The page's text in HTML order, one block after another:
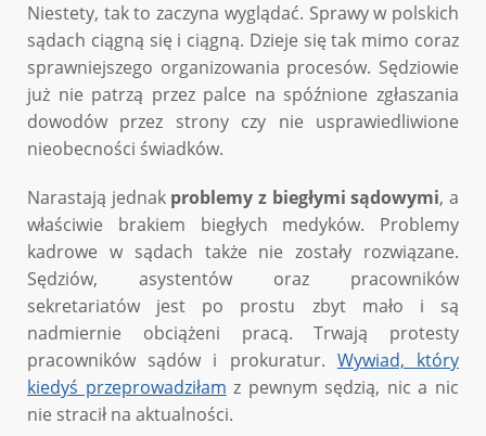
Niestety, tak to zaczyna wyglądać. Sprawy w polskich
sądach ciągną się i ciągną. Dzieje się tak mimo coraz
sprawniejszego organizowania procesów. Sędziowie
już nie patrzą przez palce na spóźnione zgłaszania
dowodów przez strony czy nie usprawiedliwione
nieobecności świadków.
Narastają jednak problemy z biegłymi sądowymi, a
właściwie brakiem biegłych medyków. Problemy
kadrowe w sądach także nie zostały rozwiązane.
Sędziów, asystentów oraz pracowników
sekretariatów jest po prostu zbyt mało i są
nadmiernie obciążeni pracą. Trwają protesty
pracowników sądów i prokuratur. Wywiad, który
kiedyś przeprowadziłam z pewnym sędzią, nic a nic
nie stracił na aktualności.